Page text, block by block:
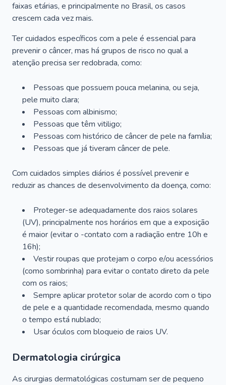
faixas etárias, e principalmente no Brasil, os casos
crescem cada vez mais.
Ter cuidados específicos com a pele é essencial para
prevenir o câncer, mas há grupos de risco no qual a
atenção precisa ser redobrada, como:
Pessoas que possuem pouca melanina, ou seja,
pele muito clara;
Pessoas com albinismo;
Pessoas que têm vitiligo;
Pessoas com histórico de câncer de pele na família;
Pessoas que já tiveram câncer de pele.
Com cuidados simples diários é possível prevenir e
reduzir as chances de desenvolvimento da doença, como:
Proteger-se adequadamente dos raios solares
(UV), principalmente nos horários em que a exposição
é maior (evitar o -contato com a radiação entre 10h e
16h);
Vestir roupas que protejam o corpo e/ou acessórios
(como sombrinha) para evitar o contato direto da pele
com os raios;
Sempre aplicar protetor solar de acordo com o tipo
de pele e a quantidade recomendada, mesmo quando
o tempo está nublado;
Usar óculos com bloqueio de raios UV.
Dermatologia cirúrgica
As cirurgias dermatológicas costumam ser de pequeno